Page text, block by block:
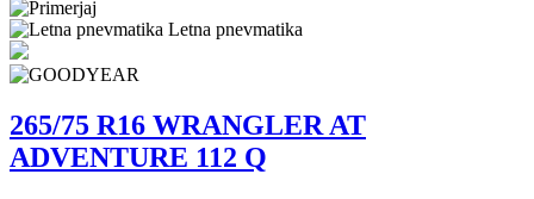
Letna pnevmatika
265/75 R16 WRANGLER AT
ADVENTURE 112 Q